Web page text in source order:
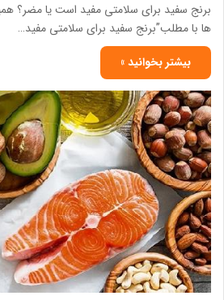
برنج سفید برای سلامتی مفید است یا مضر؟
ها با مطلب”برنج سفید برای سلامتی مفید…
بیشتر بخوانید »